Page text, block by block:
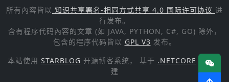
所有內容皆以 知识共享署名-相同方式共享 4.0 国际许可协议 进
行发布。
含有程序代码內容的文章 (如 JAVA, PYTHON, C#, GO) 除外，
包含的程序代码皆以 GPL V3 发布。
本站使用 STARBLOG 开源博客系统， 基于 .NETCORE 技术构
建